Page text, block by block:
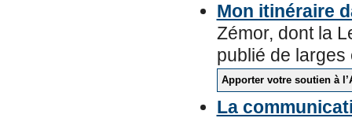
Mon itinéraire
Zémor, dont la
publié de larges
Apporter votre soutien à
La